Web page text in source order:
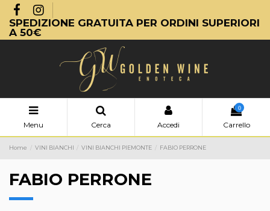
SPEDIZIONE GRATUITA PER ORDINI SUPERIORI
A 50€
Menu Cerca Accedi
0
Carrello
Home VINI BIANCHI VINI BIANCHI PIEMONTE FABIO PERRONE
FABIO PERRONE